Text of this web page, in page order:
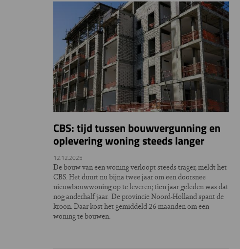
CBS: tijd tussen bouwvergunning en
oplevering woning steeds langer
12.12.2025
De bouw van een woning verloopt steeds trager, meldt het
CBS. Het duurt nu bijna twee jaar om een doorsnee
nieuwbouwwoning op te leveren; tien jaar geleden was dat
nog anderhalf jaar. De provincie Noord-Holland spant de
kroon. Daar kost het gemiddeld 26 maanden om een
woning te bouwen.